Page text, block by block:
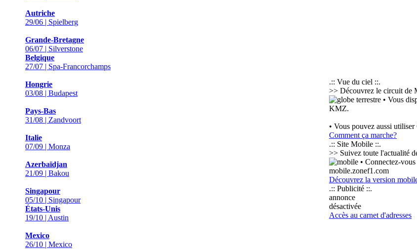
Autriche
29/06 | Spielberg
Grande-Bretagne
06/07 | Silverstone
Belgique
27/07 | Spa-Francorchamps
Hongrie
03/08 | Budapest
Pays-Bas
31/08 | Zandvoort
Italie
07/09 | Monza
Azerbaïdjan
21/09 | Bakou
Singapour
05/10 | Singapour
États-Unis
19/10 | Austin
Mexico
26/10 | Mexico
.:: Vue du ciel ::.
>> Découvrez le circuit de
• Vous
KMZ.
• Vous pouvez aussi utiliser
Comment ça marche?
.:: Site Mobile ::.
>> Suivez toute l'actualité
• Connectez-
mobile.zonef1.com
Découvrez la version
.:: Publicité ::.
annonce
désactivée
Accès au carnet d'adresses